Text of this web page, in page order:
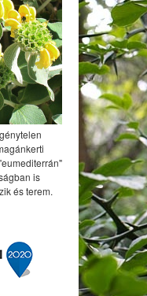
is
és terem.